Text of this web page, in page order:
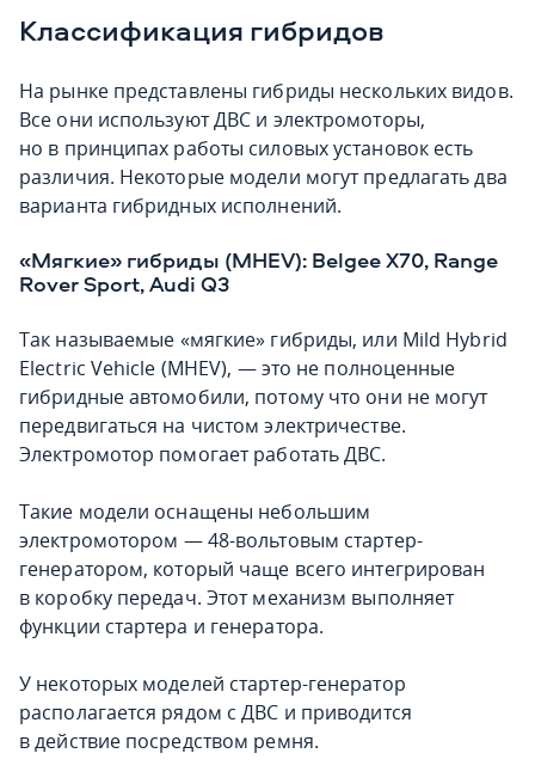
Классификация гибридов
На рынке представлены гибриды нескольких видов.
Все они используют ДВС и электромоторы,
но в принципах работы силовых установок есть
различия. Некоторые модели могут предлагать два
варианта гибридных исполнений.
«Мягкие» гибриды (MHEV): Belgee X70, Range
Rover Sport, Audi Q3
Так называемые «мягкие» гибриды, или Mild Hybrid
Electric Vehicle (MHEV), — это не полноценные
гибридные автомобили, потому что они не могут
передвигаться на чистом электричестве.
Электромотор помогает работать ДВС.
Такие модели оснащены небольшим
электромотором — 48-вольтовым стартер-
генератором, который чаще всего интегрирован
в коробку передач. Этот механизм выполняет
функции стартера и генератора.
У некоторых моделей стартер-генератор
располагается рядом с ДВС и приводится
в действие посредством ремня.